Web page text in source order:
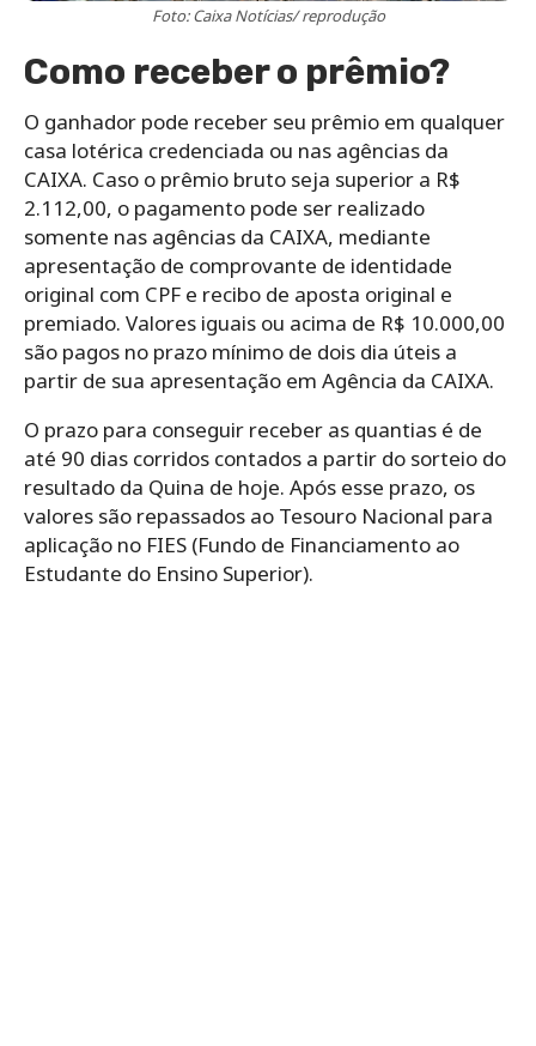
Foto: Caixa Notícias/ reprodução
Como receber o prêmio?
O ganhador pode receber seu prêmio em qualquer
casa lotérica credenciada ou nas agências da
CAIXA. Caso o prêmio bruto seja superior a R$
2.112,00, o pagamento pode ser realizado
somente nas agências da CAIXA, mediante
apresentação de comprovante de identidade
original com CPF e recibo de aposta original e
premiado. Valores iguais ou acima de R$ 10.000,00
são pagos no prazo mínimo de dois dia úteis a
partir de sua apresentação em Agência da CAIXA.
O prazo para conseguir receber as quantias é de
até 90 dias corridos contados a partir do sorteio do
resultado da Quina de hoje. Após esse prazo, os
valores são repassados ao Tesouro Nacional para
aplicação no FIES (Fundo de Financiamento ao
Estudante do Ensino Superior).